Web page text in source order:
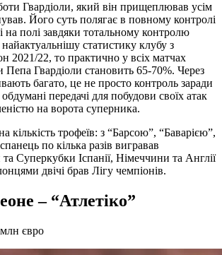
Гвардіоли, який він прищеплював усім
Його суть полягає в повному контролі
на полі завдяки тотальному контролю
статистику клубу з
2021/22, то практично у всіх матчах
Пепа Гвардіоли становить 65-70%. Через
багато, це не просто контроль заради
передачі для побудови своїх атак
на ворота суперника.
кількість трофеїв: з “Барсою”, “Баварією”,
по кілька разів вигравав
Суперкубки Іспанії, Німеччини та Англії
двічі брав Лігу чемпіонів.
– “Атлетіко”
євро